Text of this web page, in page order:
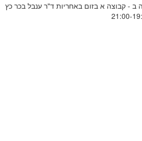
ב - קבוצה א בזום באחריות ד"ר ענבל בכר כץ